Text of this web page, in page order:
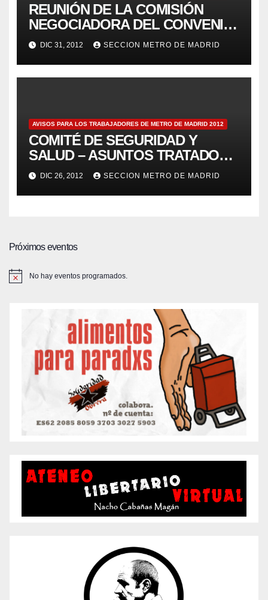
REUNIÓN DE LA COMISIÓN
NEGOCIADORA DEL CONVENIO
– Aviso 125
DIC 31, 2012 SECCION METRO DE MADRID
AVISOS PARA LOS TRABAJADORES DE METRO DE MADRID 2012
COMITÉ DE SEGURIDAD Y
SALUD – ASUNTOS TRATADOS
POR LOS DELEGADOS DE
PREVENCIÓN 17/12/2012 – Aviso
123
DIC 26, 2012 SECCION METRO DE MADRID
Próximos eventos
No hay eventos programados.